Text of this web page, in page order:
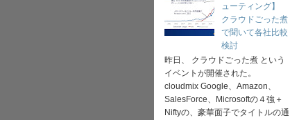
ューティング】
クラウドごった煮
で聞いて各社比較
検討
昨日、 クラウドごった煮 という
イベントが開催された。
cloudmix Google、Amazon、
SalesForce、Microsoftの４強＋
Niftyの、豪華面子でタイトルの通